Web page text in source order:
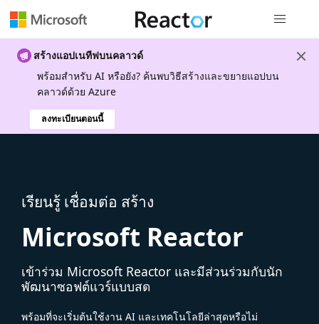
สร้างแอปเนทีฟบนคลาวด์
พร้อมสําหรับ AI หรือยัง? ค้นพบวิธีสร้างและขยายแอปบน
คลาวด์ด้วย Azure
ลงทะเบียนตอนนี้
เรียนรู้ เชื่อมต่อ สร้าง
Microsoft Reactor
เข้าร่วม Microsoft Reactor และมีส่วนร่วมกับนัก
พัฒนาซอฟต์แวร์แบบสด
พร้อมที่จะเริ่มต้นใช้งาน AI และเทคโนโลยีล่าสุดหรือไม่